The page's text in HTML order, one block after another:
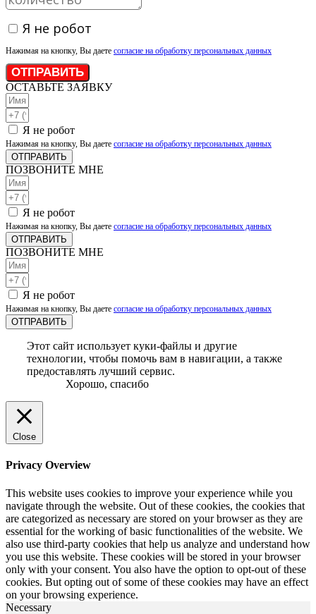
Я не робот
Нажимая на кнопку, Вы даете согласие на обработку персональных данных
ОТПРАВИТЬ
ОСТАВЬТЕ ЗАЯВКУ
Я не робот
Нажимая на кнопку, Вы даете согласие на обработку персональных данных
ОТПРАВИТЬ
ПОЗВОНИТЕ МНЕ
Я не робот
Нажимая на кнопку, Вы даете согласие на обработку персональных данных
ОТПРАВИТЬ
ПОЗВОНИТЕ МНЕ
Я не робот
Нажимая на кнопку, Вы даете согласие на обработку персональных данных
ОТПРАВИТЬ
Этот сайт использует куки-файлы и другие
технологии, чтобы помочь вам в навигации, а также
предоставлять лучший сервис.
Хорошо, спасибо
Close
Privacy Overview
This website uses cookies to improve your experience while you
navigate through the website. Out of these cookies, the cookies that
are categorized as necessary are stored on your browser as they are
essential for the working of basic functionalities of the website. We
also use third-party cookies that help us analyze and understand how
you use this website. These cookies will be stored in your browser
only with your consent. You also have the option to opt-out of these
cookies. But opting out of some of these cookies may have an effect
on your browsing experience.
Necessary